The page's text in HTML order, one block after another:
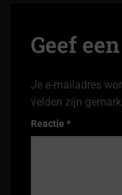
Geef
Je e-mailadres
velden zijn
Reactie *